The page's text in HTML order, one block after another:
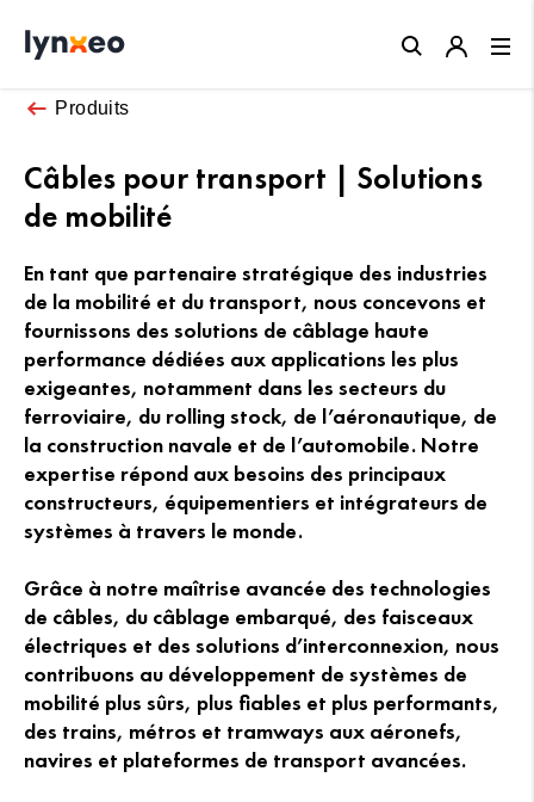
Produits
Câbles pour transport | Solutions
de mobilité
En tant que partenaire stratégique des industries
de la mobilité et du transport, nous concevons et
fournissons des solutions de câblage haute
performance dédiées aux applications les plus
exigeantes, notamment dans les secteurs du
ferroviaire, du rolling stock, de l’aéronautique, de
la construction navale et de l’automobile. Notre
expertise répond aux besoins des principaux
constructeurs, équipementiers et intégrateurs de
systèmes à travers le monde.
Grâce à notre maîtrise avancée des technologies
de câbles, du câblage embarqué, des faisceaux
électriques et des solutions d’interconnexion, nous
contribuons au développement de systèmes de
mobilité plus sûrs, plus fiables et plus performants,
des trains, métros et tramways aux aéronefs,
navires et plateformes de transport avancées.
Close